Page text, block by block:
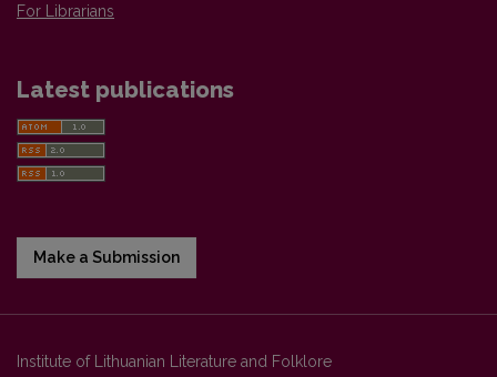
For Librarians
Latest publications
Make a Submission
Institute of Lithuanian Literature and Folklore